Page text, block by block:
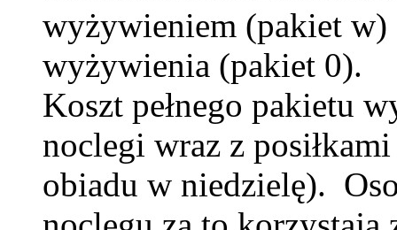
wyżywieniem (pakiet w)
wyżywienia (pakiet 0).
Koszt pełnego pakietu
noclegi wraz z
obiadu w niedzielę).